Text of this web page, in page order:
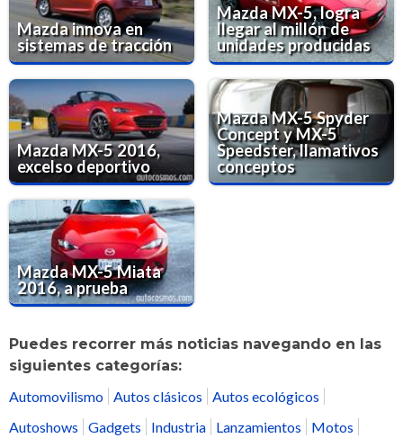
Mazda innova en
sistemas de tracción
Mazda MX-5, logra
llegar al millón de
unidades producidas
Mazda MX-5 2016,
excelso deportivo
Mazda MX-5 Spyder
Concept y MX-5
Speedster, llamativos
conceptos
Mazda MX-5 Miata
2016, a prueba
Puedes recorrer más noticias navegando en las
siguientes categorías:
Automovilismo
Autos clásicos
Autos ecológicos
Autoshows
Gadgets Industria Lanzamientos Motos